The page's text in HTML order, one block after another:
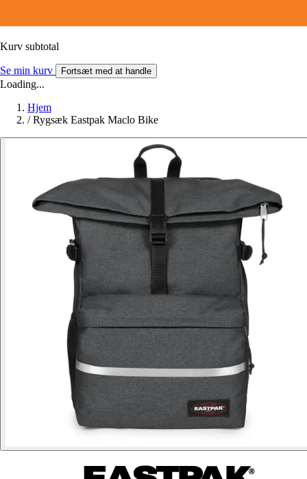
Kurv subtotal
Se min kurv Fortsæt med at handle
Loading...
Hjem
/ Rygsæk Eastpak Maclo Bike